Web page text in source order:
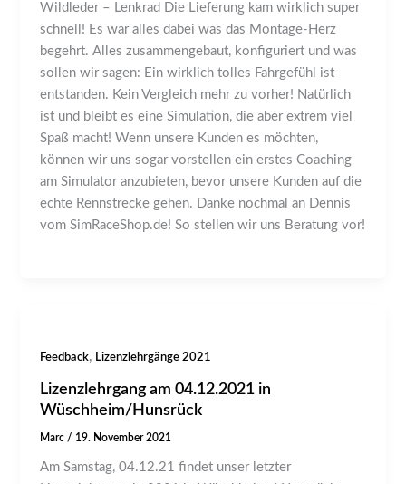
Wildleder – Lenkrad Die Lieferung kam wirklich super
schnell! Es war alles dabei was das Montage-Herz
begehrt. Alles zusammengebaut, konfiguriert und was
sollen wir sagen: Ein wirklich tolles Fahrgefühl ist
entstanden. Kein Vergleich mehr zu vorher! Natürlich
ist und bleibt es eine Simulation, die aber extrem viel
Spaß macht! Wenn unsere Kunden es möchten,
können wir uns sogar vorstellen ein erstes Coaching
am Simulator anzubieten, bevor unsere Kunden auf die
echte Rennstrecke gehen. Danke nochmal an Dennis
vom SimRaceShop.de! So stellen wir uns Beratung vor!
Feedback, Lizenzlehrgänge 2021
Lizenzlehrgang am 04.12.2021 in
Wüschheim/Hunsrück
Marc / 19. November 2021
Am Samstag, 04.12.21 findet unser letzter